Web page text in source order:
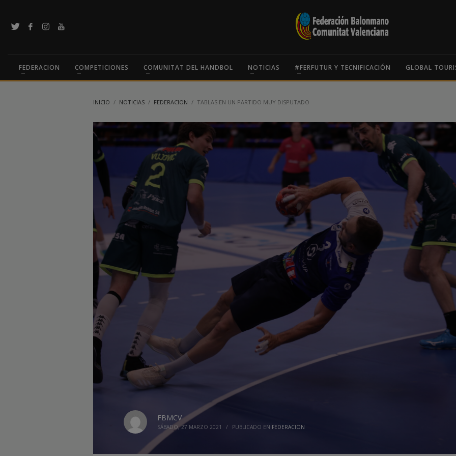
FEDERACION COMPETICIONES COMUNITAT DEL HANDBOL NOTICIAS #FERFUTUR Y TECNIFICACIÓN GLOBAL
INICIO NOTICIAS FEDERACION TABLAS EN UN PARTIDO MUY DISPUTADO
FBMCV
SÁBADO, 27 MARZO 2021 / PUBLICADO EN FEDERACION